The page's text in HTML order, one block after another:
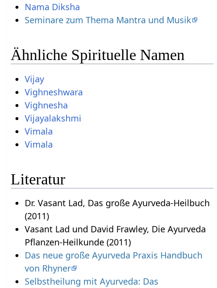
Nama Diksha
Seminare zum Thema Mantra und Musik
Ähnliche Spirituelle Namen
Vijay
Vighneshwara
Vighnesha
Vijayalakshmi
Vimala
Vimala
Literatur
Dr. Vasant Lad, Das große Ayurveda-Heilbuch
(2011)
Vasant Lad und David Frawley, Die Ayurveda
Pflanzen-Heilkunde (2011)
Das neue große Ayurveda Praxis Handbuch
von Rhyner
Selbstheilung mit Ayurveda: Das